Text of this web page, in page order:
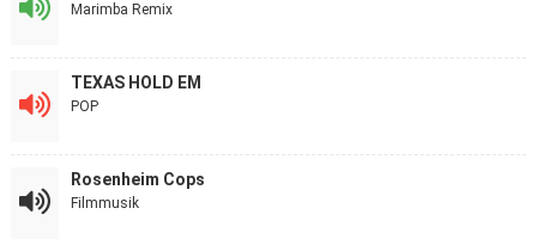
Marimba Remix
TEXAS HOLD EM
POP
Rosenheim Cops
Filmmusik